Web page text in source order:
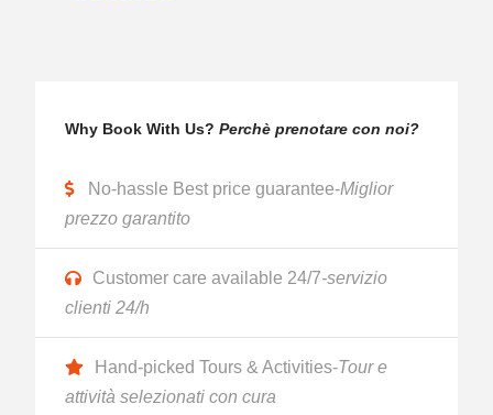
Why Book With Us? Perchè prenotare con noi?
No-hassle Best price guarantee-Miglior
prezzo garantito
Customer care available 24/7-servizio
clienti 24/h
Hand-picked Tours & Activities-Tour e
attività selezionati con cura